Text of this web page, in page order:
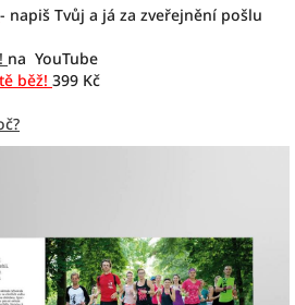
- napiš Tvůj a já za zveřejnění pošlu
na YouTube
běž! 399 Kč